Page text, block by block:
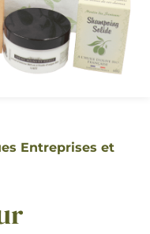
Entreprises et